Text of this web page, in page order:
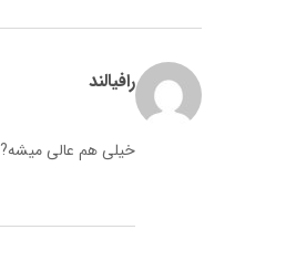
رافیالند
خیلی هم عالی میشه?